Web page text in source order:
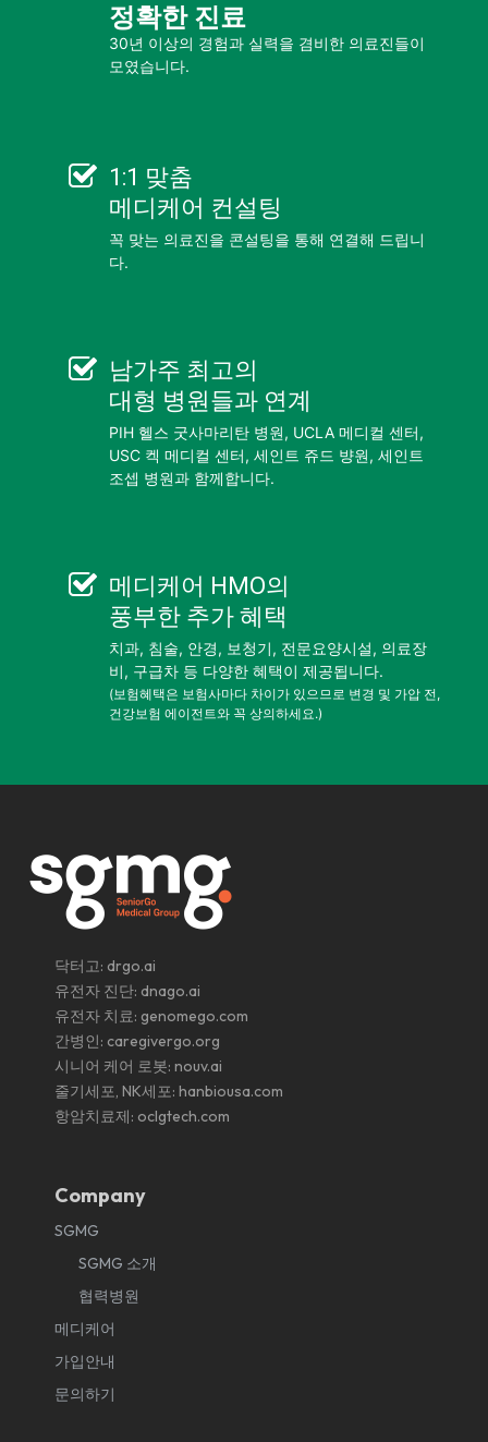
정확한 진료
30년 이상의 경험과 실력을 겸비한 의료진들이
모였습니다.
1:1 맞춤
메디케어 컨설팅
꼭 맞는 의료진을 콘설팅을 통해 연결해 드립니
다.
남가주 최고의
대형 병원들과 연계
PIH 헬스 굿사마리탄 병원, UCLA 메디컬 센터,
USC 켁 메디컬 센터, 세인트 쥬드 뱡원, 세인트
조셉 병원과 함께합니다.
메디케어 HMO의
풍부한 추가 혜택
치과, 침술, 안경, 보청기, 전문요양시설, 의료장
비, 구급차 등 다양한 혜택이 제공됩니다.
(보험혜택은 보험사마다 차이가 있으므로 변경 및 가압 전,
건강보험 에이전트와 꼭 상의하세요.)
닥터고: drgo.ai
유전자 진단: dnago.ai
유전자 치료: genomego.com
간병인: caregivergo.org
시니어 케어 로봇: nouv.ai
줄기세포, NK세포: hanbiousa.com
항암치료제: oclgtech.com
Company
SGMG
SGMG 소개
협력병원
메디케어
가입안내
문의하기